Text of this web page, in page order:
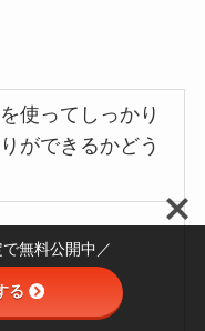
使ってしっかり
ができるかどう
無料公開中／
る